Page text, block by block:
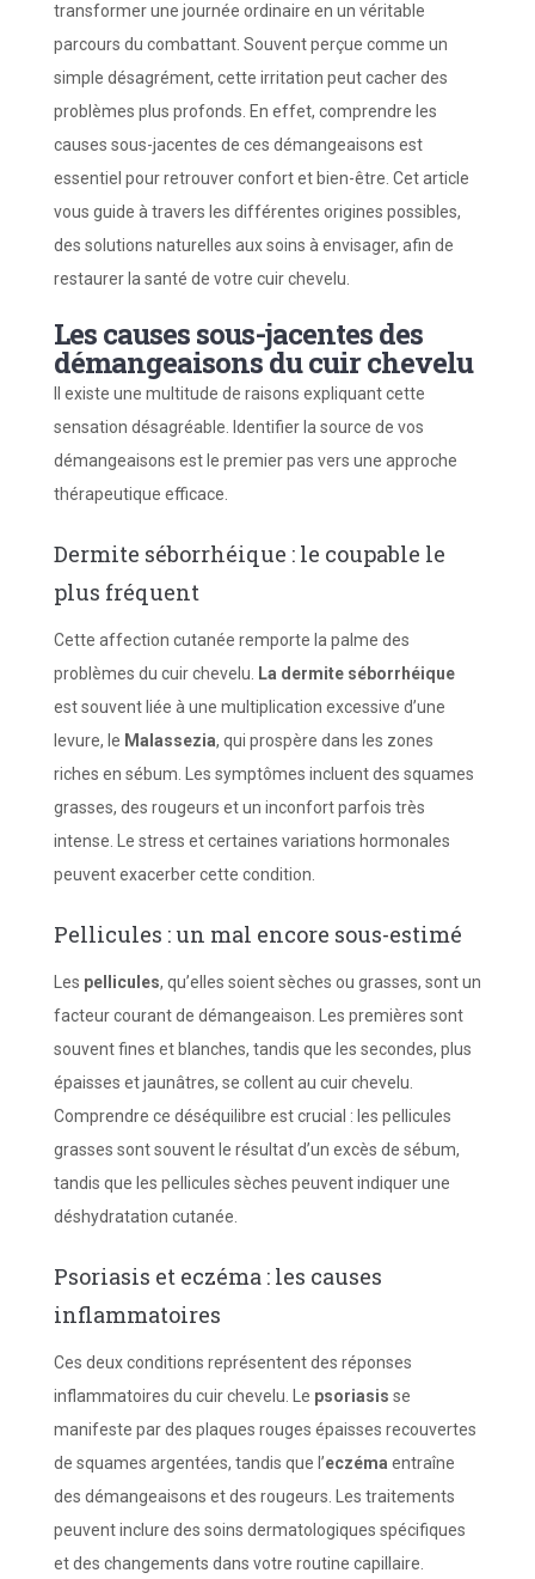
transformer une journée ordinaire en un véritable
parcours du combattant. Souvent perçue comme un
simple désagrément, cette irritation peut cacher des
problèmes plus profonds. En effet, comprendre les
causes sous-jacentes de ces démangeaisons est
essentiel pour retrouver confort et bien-être. Cet article
vous guide à travers les différentes origines possibles,
des solutions naturelles aux soins à envisager, afin de
restaurer la santé de votre cuir chevelu.
Les causes sous-jacentes des
démangeaisons du cuir chevelu
Il existe une multitude de raisons expliquant cette
sensation désagréable. Identifier la source de vos
démangeaisons est le premier pas vers une approche
thérapeutique efficace.
Dermite séborrhéique : le coupable le
plus fréquent
Cette affection cutanée remporte la palme des
problèmes du cuir chevelu.
La dermite séborrhéique
est souvent liée à une multiplication excessive d’une
levure, le Malassezia, qui prospère dans les zones
riches en sébum. Les symptômes incluent des squames
grasses, des rougeurs et un inconfort parfois très
intense. Le stress et certaines variations hormonales
peuvent exacerber cette condition.
Pellicules : un mal encore sous-estimé
Les pellicules, qu’elles soient sèches ou grasses, sont un
facteur courant de démangeaison. Les premières sont
souvent fines et blanches, tandis que les secondes, plus
épaisses et jaunâtres, se collent au cuir chevelu.
Comprendre ce déséquilibre est crucial : les pellicules
grasses sont souvent le résultat d’un excès de sébum,
tandis que les pellicules sèches peuvent indiquer une
déshydratation cutanée.
Psoriasis et eczéma : les causes
inflammatoires
Ces deux conditions représentent des réponses
inflammatoires du cuir chevelu. Le psoriasis se
manifeste par des plaques rouges épaisses recouvertes
de squames argentées, tandis que l’eczéma entraîne
des démangeaisons et des rougeurs. Les traitements
peuvent inclure des soins dermatologiques spécifiques
et des changements dans votre routine capillaire.